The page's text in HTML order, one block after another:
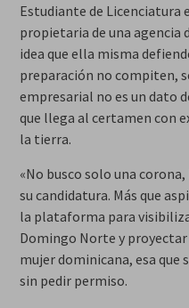
Estudiante de Licenciatura
propietaria de una agencia
idea que ella misma
preparación no compiten,
empresarial no es un dato
que llega al certamen con
la tierra.
«No busco solo una
su candidatura. Más que
la plataforma para
Domingo Norte y
mujer dominicana, esa que
sin pedir permiso.